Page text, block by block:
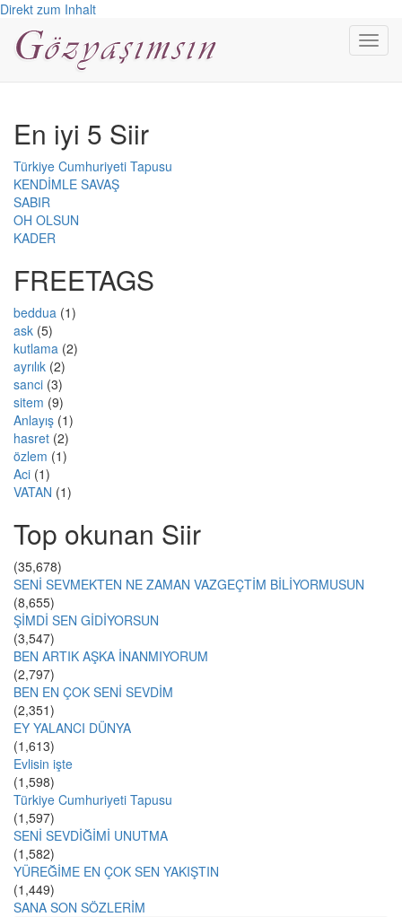
Direkt zum Inhalt
En iyi 5 Siir
Türkiye Cumhuriyeti Tapusu
KENDİMLE SAVAŞ
SABIR
OH OLSUN
KADER
FREETAGS
beddua (1)
ask (5)
kutlama (2)
ayrılık (2)
sanci (3)
sitem (9)
Anlayış (1)
hasret (2)
özlem (1)
Aci (1)
VATAN (1)
Top okunan Siir
(35,678)
SENİ SEVMEKTEN NE ZAMAN VAZGEÇTİM BİLİYORMUSUN
(8,655)
ŞİMDİ SEN GİDİYORSUN
(3,547)
BEN ARTIK AŞKA İNANMIYORUM
(2,797)
BEN EN ÇOK SENİ SEVDİM
(2,351)
EY YALANCI DÜNYA
(1,613)
Evlisin işte
(1,598)
Türkiye Cumhuriyeti Tapusu
(1,597)
SENİ SEVDİĞİMİ UNUTMA
(1,582)
YÜREĞİME EN ÇOK SEN YAKIŞTIN
(1,449)
SANA SON SÖZLERİM